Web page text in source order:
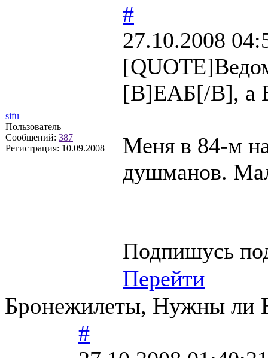
sifu
Пользователь
Сообщений: 387
Регистрация: 10.09.2008
#
27.10.2008
[B]ЕАБ[/B], а
Меня в 84-м
душманов.
Подпишусь
Перейти
Бронежилеты, Нужны ли
#